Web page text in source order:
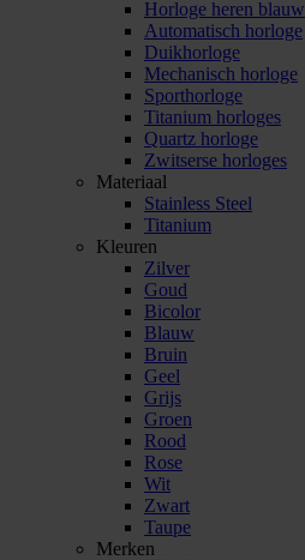
Horloge heren blauw
Automatisch horloge
Duikhorloge
Mechanisch horloge
Sporthorloge
Titanium horloges
Quartz horloge
Zwitserse horloges
Materiaal
Stainless Steel
Titanium
Kleuren
Zilver
Goud
Bicolor
Blauw
Bruin
Geel
Grijs
Groen
Rood
Rose
Wit
Zwart
Taupe
Merken